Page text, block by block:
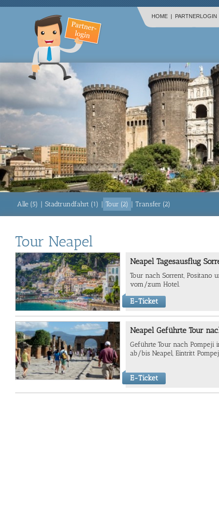
HOME | PARTNERLOGIN
Alle (5) | Stadtrundfahrt (1) | Tour (2) | Transfer (2)
Tour Neapel
Neapel Tagesausflug
Tour nach Sorrent, Positano
vom/zum Hotel.
E-Ticket
Neapel Geführte Tour
Geführte Tour nach Pompeji
ab/bis Neapel, Eintritt
E-Ticket